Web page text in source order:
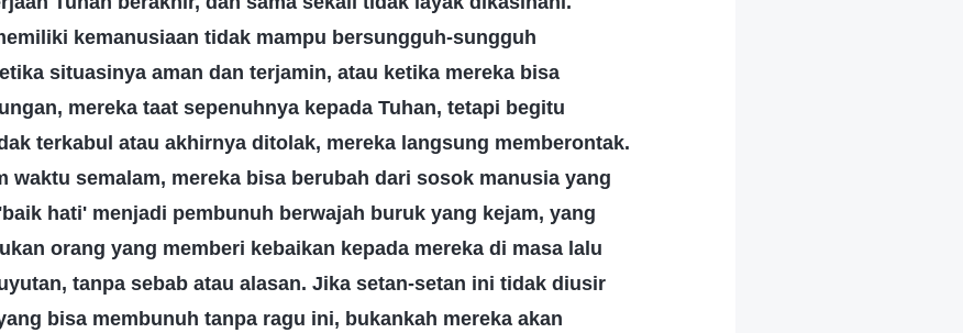
kemanusiaan tidak mampu bersungguh-sungguh
situasinya aman dan terjamin, atau ketika mereka bisa
mereka taat sepenuhnya kepada Tuhan, tetapi begitu
terkabul atau akhirnya ditolak, mereka langsung memberontak.
waktu semalam, mereka bisa berubah dari sosok manusia yang
hati' menjadi pembunuh berwajah buruk yang kejam, yang
orang yang memberi kebaikan kepada mereka di masa lalu
tanpa sebab atau alasan. Jika setan-setan ini tidak diusir
bisa membunuh tanpa ragu ini, bukankah mereka akan